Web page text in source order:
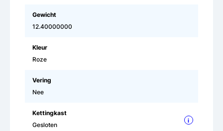
Gewicht
12.40000000
Kleur
Roze
Vering
Nee
Kettingkast
Gesloten
i